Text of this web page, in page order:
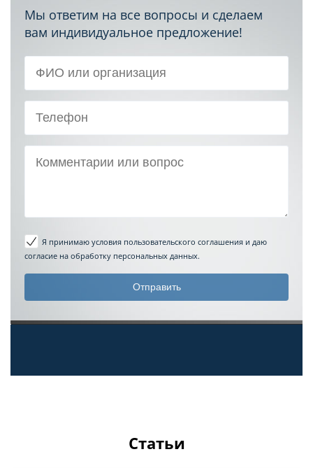
Мы ответим на все вопросы и сделаем
вам индивидуальное предложение!
Я принимаю условия пользовательского соглашения и даю
согласие на обработку персональных данных.
Статьи